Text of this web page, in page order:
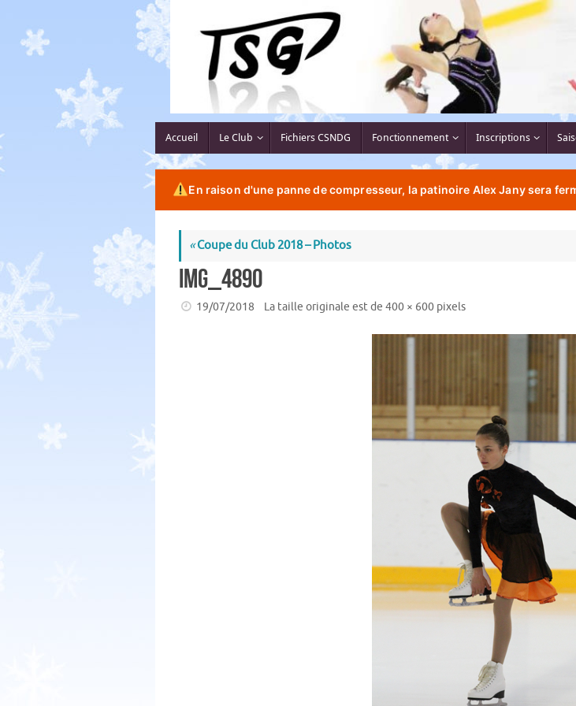
contenu
contenu
Accueil Le Club Fichiers CSNDG Fonctionnement Inscriptions
En raison d'une panne de compresseur, la patinoire Alex Jany sera
«Coupe du Club 2018 – Photos
IMG_4890
19/07/2018 La taille originale est de400 × 600 pixels